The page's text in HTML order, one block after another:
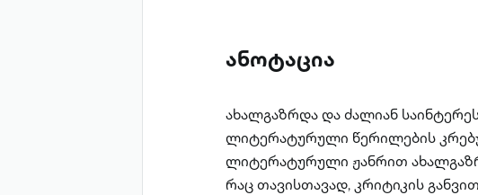
ანოტაცია
ახალგაზრდა და ძალიან
ლიტერატურული წერილების
ლიტერატურული ჟანრით
რაც თავისთავად, კრიტიკის